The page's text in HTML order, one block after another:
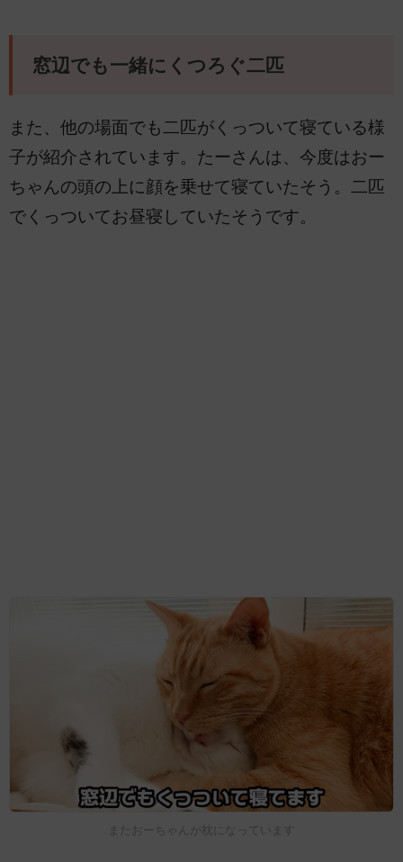
窓辺でも一緒にくつろぐ二匹
また、他の場面でも二匹がくっついて寝ている様
子が紹介されています。たーさんは、今度はおー
ちゃんの頭の上に顔を乗せて寝ていたそう。二匹
でくっついてお昼寝していたそうです。
またおーちゃんが枕になっています